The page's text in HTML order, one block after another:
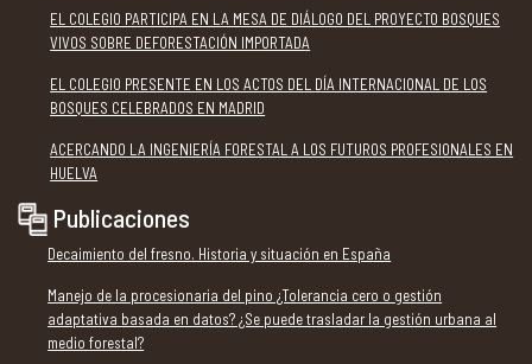
EL COLEGIO PARTICIPA EN LA MESA DE DIÁLOGO DEL PROYECTO BOSQUES
VIVOS SOBRE DEFORESTACIÓN IMPORTADA
EL COLEGIO PRESENTE EN LOS ACTOS DEL DÍA INTERNACIONAL DE LOS
BOSQUES CELEBRADOS EN MADRID
ACERCANDO LA INGENIERÍA FORESTAL A LOS FUTUROS PROFESIONALES EN
HUELVA
Publicaciones
Decaimiento del fresno. Historia y situación en España
Manejo de la procesionaria del pino ¿Tolerancia cero o gestión
adaptativa basada en datos? ¿Se puede trasladar la gestión urbana al
medio forestal?